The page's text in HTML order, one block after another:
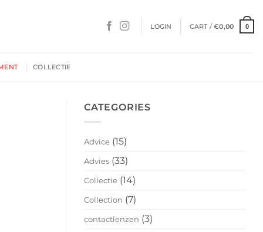
LOGIN CART /€0,00 0
COLLECTIE
CATEGORIES
Advice (15)
Advies (33)
Collectie (14)
Collection (7)
contactlenzen (3)